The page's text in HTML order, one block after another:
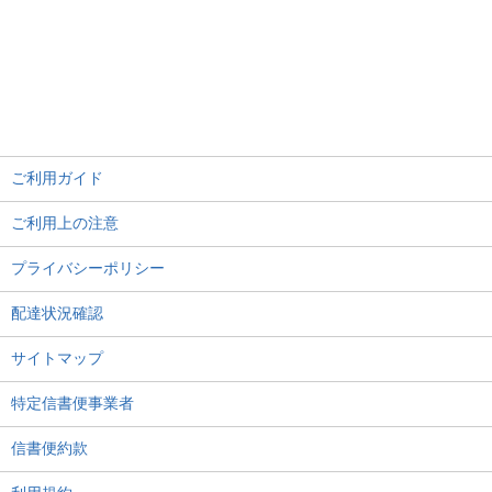
ご利用ガイド
ご利用上の注意
プライバシーポリシー
配達状況確認
サイトマップ
特定信書便事業者
信書便約款